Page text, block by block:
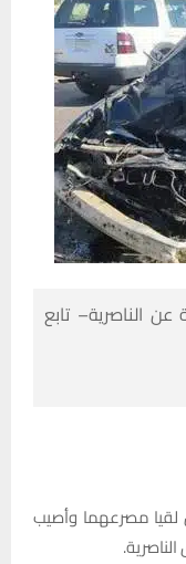
الناصرية– تابع
مصرعهما وأصيب